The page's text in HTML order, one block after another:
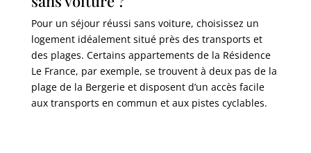
Pour un séjour réussi sans voiture, choisissez un
logement idéalement situé près des transports et
des plages. Certains appartements de la Résidence
Le France, par exemple, se trouvent à deux pas de la
plage de la Bergerie et disposent d’un accès facile
aux transports en commun et aux pistes cyclables.